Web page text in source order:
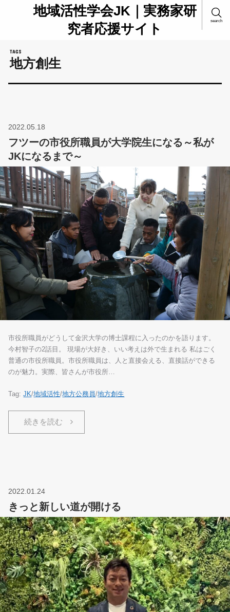
地域活性学会JK｜実務家研
究者応援サイト
search
地方創生
2022.05.18
フツーの市役所職員が大学院生になる～私が
JKになるまで～
市役所職員がどうして金沢大学の博士課程に入ったのかを語ります。
今村智子の2話目。 現場が大好き、いい考えは外で生まれる 私はごく
普通の市役所職員。市役所職員は、人と直接会える、直接話ができる
のが魅力。実際、皆さんが市役所…
Tag:JK/地域活性/地方公務員/地方創生
続きを読む
2022.01.24
きっと新しい道が開ける